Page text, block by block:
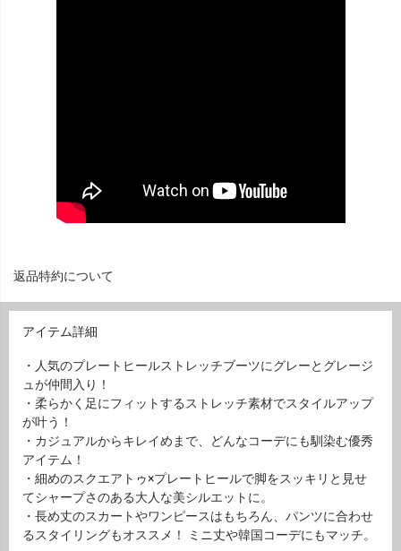
返品特約について
アイテム詳細
・人気のプレートヒールストレッチブーツにグレーとグレージ
ュが仲間入り！
・柔らかく足にフィットするストレッチ素材でスタイルアップ
が叶う！
・カジュアルからキレイめまで、どんなコーデにも馴染む優秀
アイテム！
・細めのスクエアトゥ×プレートヒールで脚をスッキリと見せ
てシャープさのある大人な美シルエットに。
・長め丈のスカートやワンピースはもちろん、パンツに合わせ
るスタイリングもオススメ！ ミニ丈や韓国コーデにもマッチ。